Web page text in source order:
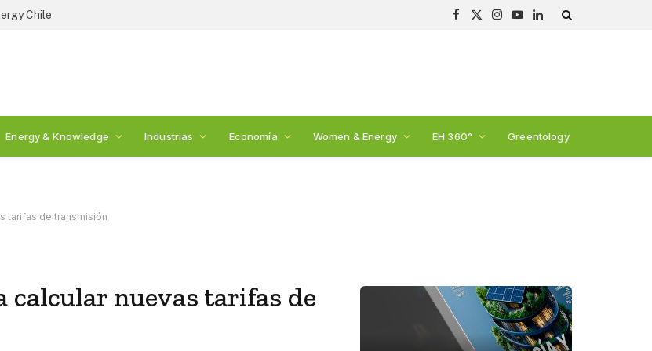
Chile
Facebook
X
Instagram
YouTubeLinkedIn
Energy & Knowledge Industrias Economía Women & Energy EH 360° Greentology
tarifas de transmisión
calcular nuevas tarifas de